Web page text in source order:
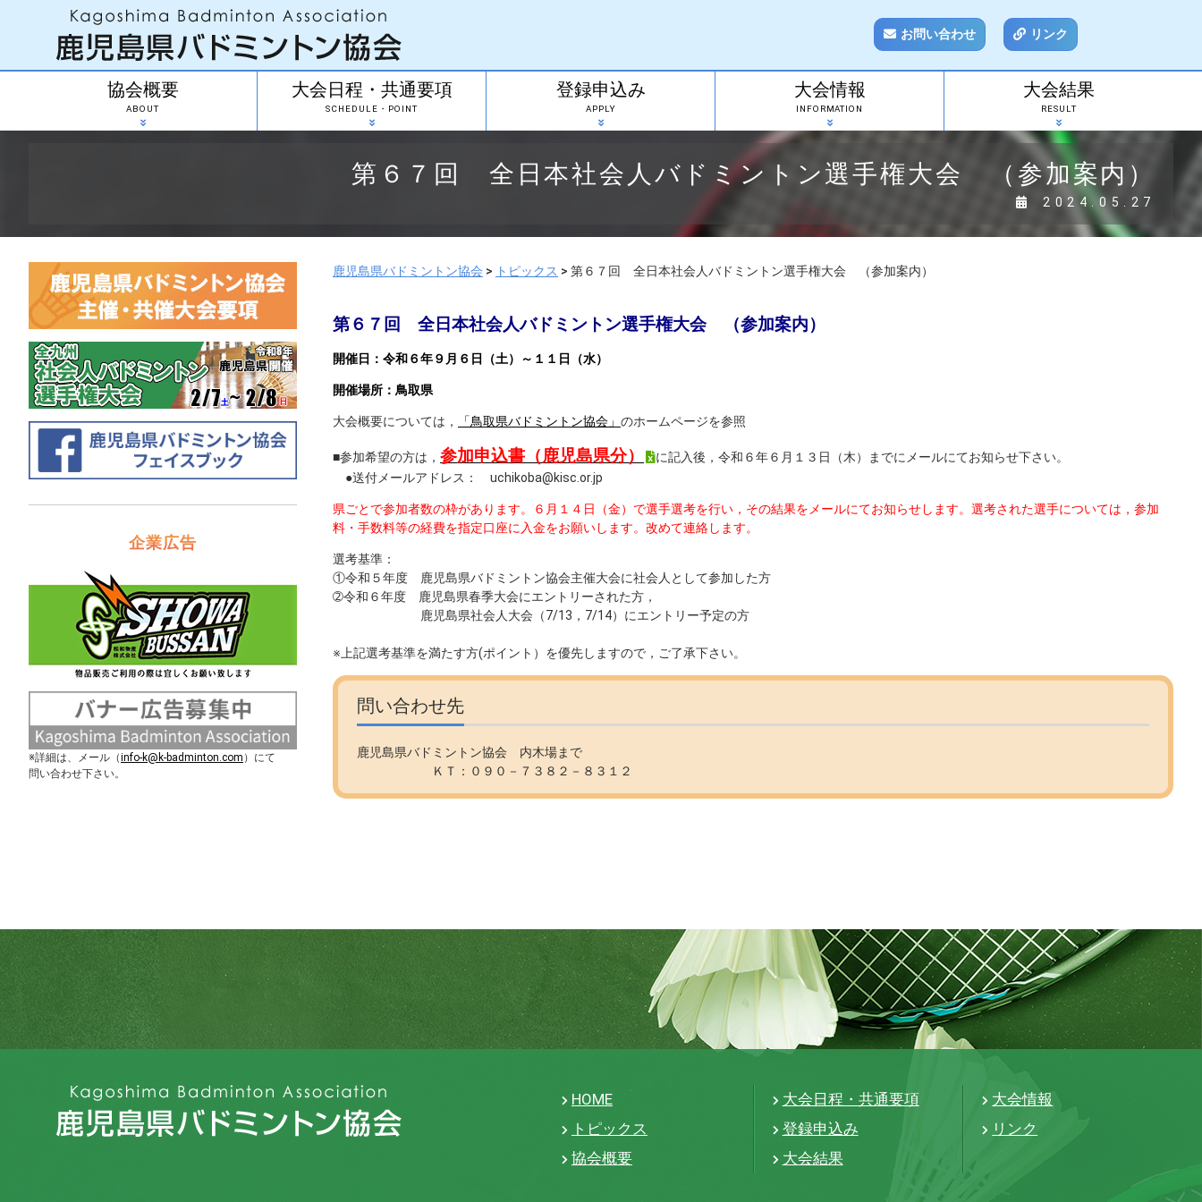
お問い合わせ リンク
協会概要
ABOUT
大会日程・共通要項
SCHEDULE・POINT
登録申込み
APPLY
大会情報
INFORMATION
大会結果
RESULT
第６７回 全日本社会人バドミントン選手権大会 （参加案内）
2024.05.27
鹿児島県バドミントン協会 > トピックス > 第６７回 全日本社会人バドミントン選手権大会 （参加案内）
第６７回 全日本社会人バドミントン選手権大会 （参加案内）
開催日：令和６年９月６日（土）～１１日（水）
開催場所：鳥取県
大会概要については， 「鳥取県バドミントン協会」 のホームページを参照
■参加希望の方は， 参加申込書（鹿児島県分）
に記入後，令和６年６月１３日（木）までにメールにてお知らせ下さい。
●送付メールアドレス： uchikoba@kisc.or.jp
県ごとで参加者数の枠があります。６月１４日（金）で選手選考を行い，その結果をメールにてお知らせします。選考された選手については，参加
料・手数料等の経費を指定口座に入金をお願いします。改めて連絡します。
選考基準：
①令和５年度 鹿児島県バドミントン協会主催大会に社会人として参加した方
➁令和６年度 鹿児島県春季大会にエントリーされた方，
鹿児島県社会人大会（7/13，7/14）にエントリー予定の方
※上記選考基準を満たす方(ポイント）を優先しますので，ご了承下さい。
問い合わせ先
鹿児島県バドミントン協会 内木場まで
ＫＴ：０９０－７３８２－８３１２
企業広告
※詳細は、メール（info-k@k-badminton.com ）にて
問い合わせ下さい。
HOME
トピックス
協会概要
大会日程・共通要項
登録申込み
大会結果
大会情報
リンク